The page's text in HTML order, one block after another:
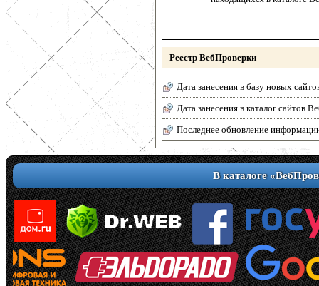
Реестр ВебПроверки
Дата занесения в базу новых
Дата занесения в каталог сайтов
Последнее обновление
В каталоге